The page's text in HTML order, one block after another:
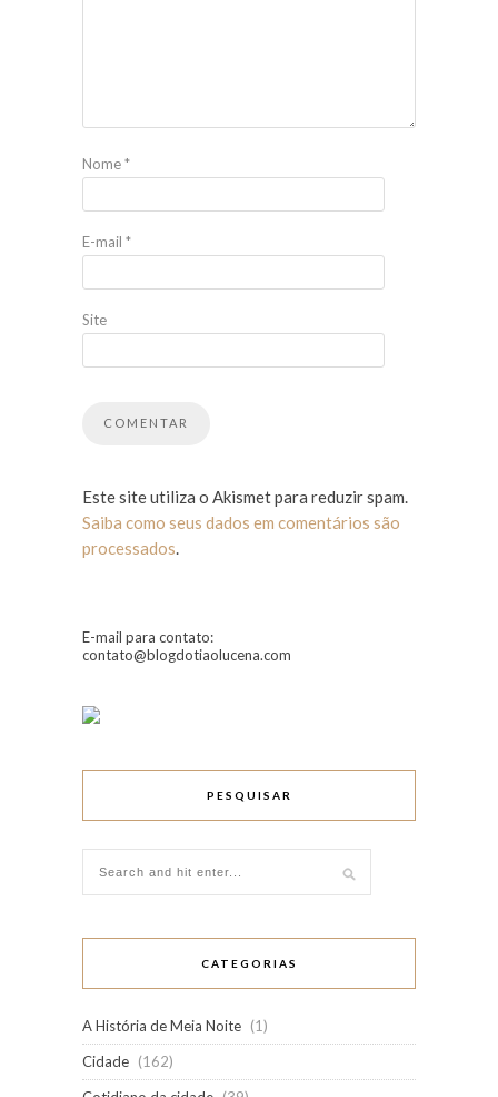
Nome*
E-mail *
Site
Este site utiliza o Akismet para reduzir spam.
Saiba como seus dados em comentários são
processados.
E-mail para contato:
contato@blogdotiaolucena.com
PESQUISAR
CATEGORIAS
A História de Meia Noite (1)
Cidade (162)